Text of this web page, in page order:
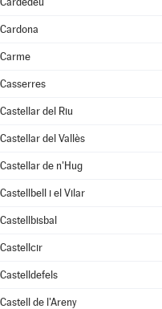
Cardona
Carme
Casserres
Castellar del Riu
Castellar del Vallès
Castellar de n'Hug
Castellbell i el Vilar
Castellbisbal
Castellcir
Castelldefels
Castell de l'Areny